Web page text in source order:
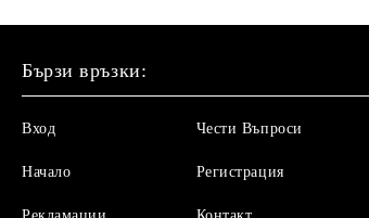
Бързи връзки:
Вход
Начало
Чести Въпроси
Регистрация